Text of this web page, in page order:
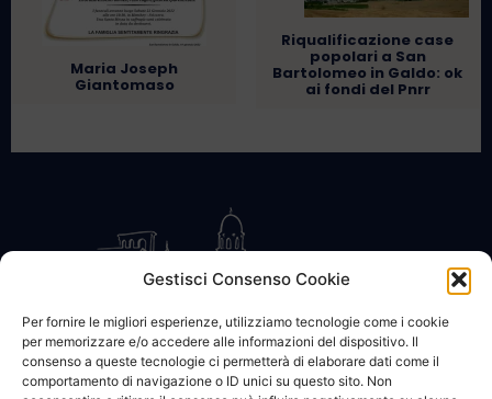
Gestisci Consenso Cookie
Per fornire le migliori esperienze, utilizziamo tecnologie come i cookie
per memorizzare e/o accedere alle informazioni del dispositivo. Il
consenso a queste tecnologie ci permetterà di elaborare dati come il
comportamento di navigazione o ID unici su questo sito. Non
Maria Joseph
Giantomaso
Riqualificazione case
popolari a San
Bartolomeo in Galdo: ok
ai fondi del Pnrr
CONTATTACI COOKIE POLICY PRIVACY